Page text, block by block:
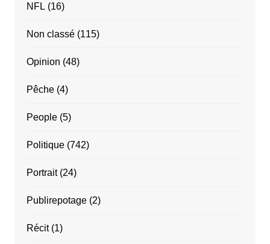
NFL (16)
Non classé(115)
Opinion (48)
Pêche(4)
People(5)
Politique(742)
Portrait(24)
Publirepotage(2)
Récit(1)